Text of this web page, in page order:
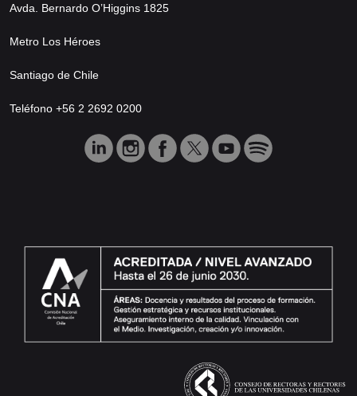
Avda. Bernardo O’Higgins 1825
Metro Los Héroes
Santiago de Chile
Teléfono +56 2 2692 0200